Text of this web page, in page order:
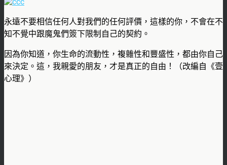
永遠不要相信任何人對我們的任何評價，這樣的你，不會在不
知不覺中跟魔鬼們簽下限制自己的契約。
因為你知道，你生命的流動性，複雜性和豐盛性，都由你自己
來決定。這，我親愛的朋友，才是真正的自由！（改編自《壹
心理》）